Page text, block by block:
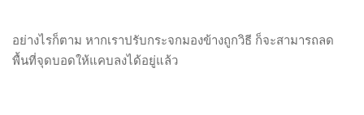
อย่างไรก็ตาม หากเราปรับกระจกมองข้างถูกวิธี ก็จะสามารถลด
พื้นที่จุดบอดให้แคบลงได้อยู่แล้ว